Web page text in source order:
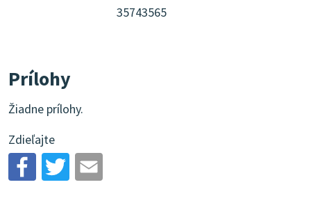
35743565
Prílohy
Žiadne prílohy.
Zdieľajte